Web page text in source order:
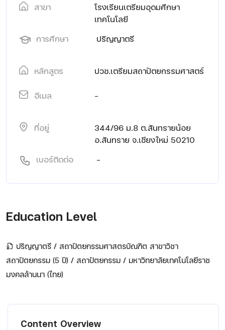
สาขา
โรงเรียนเตรียมอุดมศึกษา
เทคโนโลยี
การศึกษา
ปริญญาตรี
หลักสูตร ปวช.เตรียมสถาปัตยกรรมศาสตร์
อีเมล -
ที่อยู่
344/96 ม.8 ต.สันทรายน้อย
อ.สันทราย จ.เชียงใหม่ 50210
เบอร์ติดต่อ
-
Education Level
ปริญญาตรี / สถาปัตยกรรมศาสตรบัณฑิต สาขาวิชา
สถาปัตยกรรม (5 ปี) / สถาปัตยกรรม / มหาวิทยาลัยเทคโนโลยีราช
มงคลล้านนา (ไทย)
Content Overview